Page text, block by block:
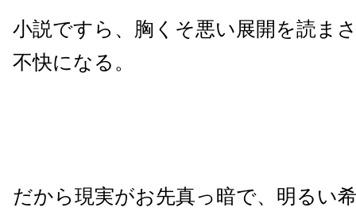
小説ですら、胸くそ悪い展開を読ま
不快になる。
だから現実がお先真っ暗で、明るい